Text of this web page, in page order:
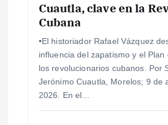
Cuautla, clave en la
Cubana
•El historiador Rafael Vázquez
influencia del zapatismo y el Plan
los revolucionarios cubanos. Por
Jerónimo Cuautla, Morelos; 9 de
2026. En el…